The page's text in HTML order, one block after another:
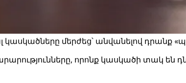
մերժեց՝ անվանելով դրանք
որոնք կասկածի տակ են